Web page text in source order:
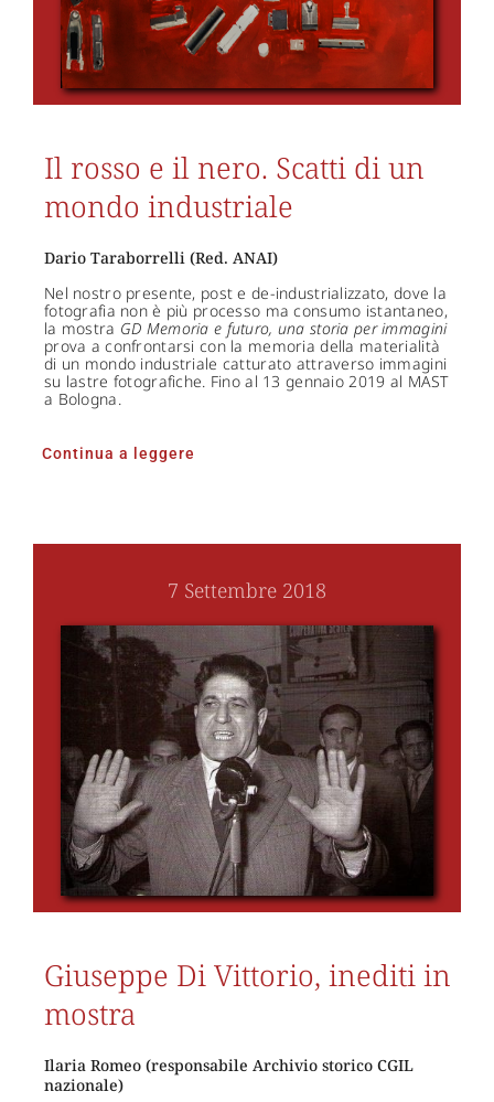
Il rosso e il nero. Scatti di un
mondo industriale
Dario Taraborrelli (Red. ANAI)
Nel nostro presente, post e de-industrializzato, dove la
fotografia non è più processo ma consumo istantaneo,
la mostra GD Memoria e futuro, una storia per immagini
prova a confrontarsi con la memoria della materialità
di un mondo industriale catturato attraverso immagini
su lastre fotografiche. Fino al 13 gennaio 2019 al MAST
a Bologna.
Continua a leggere
7 Settembre 2018
Giuseppe Di Vittorio, inediti in
mostra
Ilaria Romeo (responsabile Archivio storico CGIL
nazionale)